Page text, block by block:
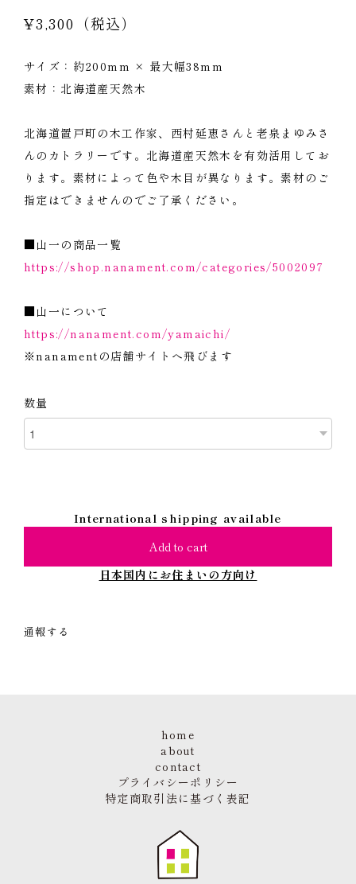
¥3,300（税込）
サイズ：約200mm × 最大幅38mm
素材：北海道産天然木
北海道置戸町の木工作家、西村延恵さんと老泉まゆみさ
んのカトラリーです。北海道産天然木を有効活用してお
ります。素材によって色や木目が異なります。素材のご
指定はできませんのでご了承ください。
■山一の商品一覧
https://shop.nanament.com/categories/5002097
■山一について
https://nanament.com/yamaichi/
※nanamentの店舗サイトへ飛びます
数量
International shipping available
Add to cart
日本国内にお住まいの方向け
通報する
home
about
contact
プライバシーポリシー
特定商取引法に基づく表記